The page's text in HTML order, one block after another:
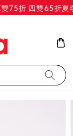
75折 四雙65折夏